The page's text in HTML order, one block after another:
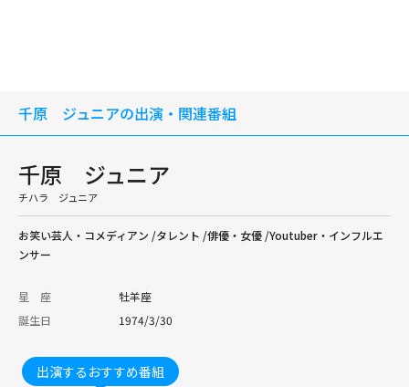
千原 ジュニアの出演・関連番組
千原 ジュニア
チハラ ジュニア
お笑い芸人・コメディアン /タレント /俳優・女優 /Youtuber・インフルエ
ンサー
星 座
牡羊座
誕生日
1974/3/30
出演するおすすめ番組